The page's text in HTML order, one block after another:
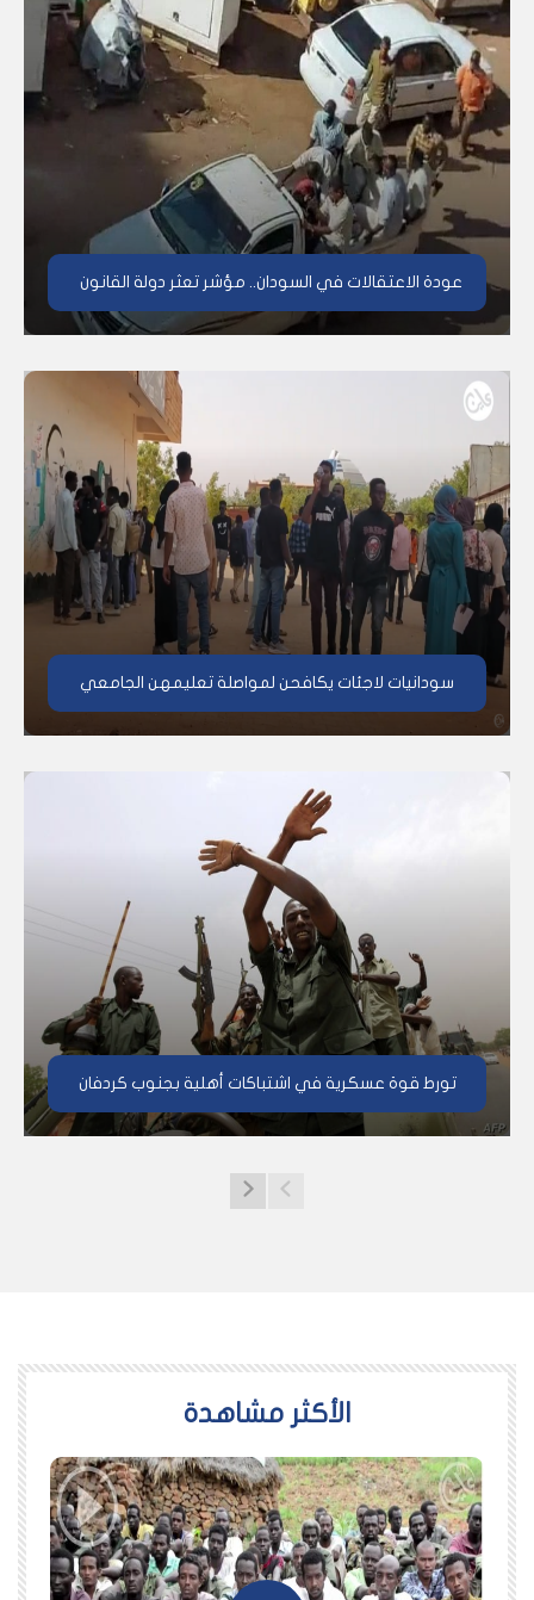
عودة الاعتقالات في السودان.. مؤشر تعثر دولة القانون
سودانيات لاجئات يكافحن لمواصلة تعليمهن الجامعي
تورط قوة عسكرية في اشتباكات أهلية بجنوب كردفان
اﻷكثر مشاهدة